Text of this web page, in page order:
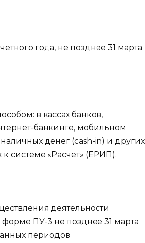
года, не позднее 31 марта
в кассах банков,
банкинге, мобильном
денег (cash-in) и других
системе «Расчет» (ЕРИП).
деятельности
ПУ-3 не позднее 31 марта
периодов